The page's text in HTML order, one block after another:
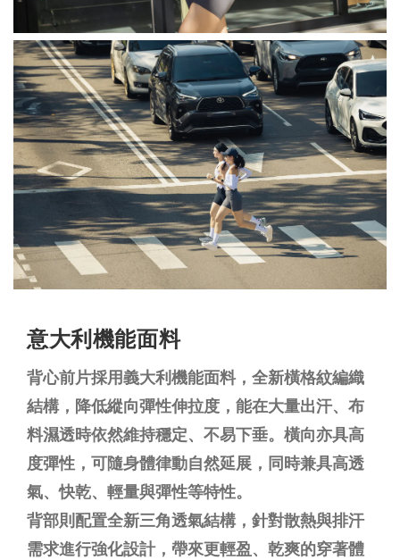
意大利機能面料
背心前片採用義大利機能面料，全新橫格紋編織
結構，降低縱向彈性伸拉度，能在大量出汗、布
料濕透時依然維持穩定、不易下垂。橫向亦具高
度彈性，可隨身體律動自然延展，同時兼具高透
氣、快乾、輕量與彈性等特性。
背部則配置全新三角透氣結構，針對散熱與排汗
需求進行強化設計，帶來更輕盈、乾爽的穿著體